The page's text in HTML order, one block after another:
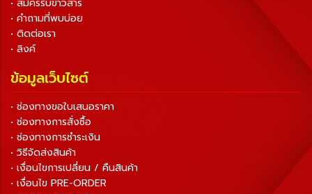
• สมัครรับข่าวสาร
• คำถามที่พบบ่อย
• ติดต่อเรา
• ลิงค์
ข้อมูลเว็บไซต์
• ช่องทางขอใบเสนอราคา
• ช่องทางการสั่งซื้อ
• ช่องทางการชำระเงิน
• วิธีจัดส่งสินค้า
• เงื่อนไขการเปลี่ยน / คืนสินค้า
• เงื่อนไข PRE-ORDER